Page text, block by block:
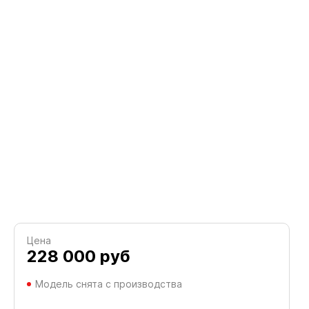
Цена
228 000 руб
Модель снята с производства